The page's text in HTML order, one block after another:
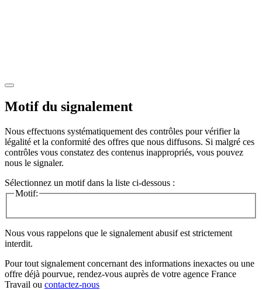
Motif du signalement
Nous effectuons systématiquement des contrôles pour vérifier la
légalité et la conformité des offres que nous diffusons. Si malgré ces
contrôles vous constatez des contenus inappropriés, vous pouvez
nous le signaler.
Sélectionnez un motif dans la liste ci-dessous :
Motif:
Nous vous rappelons que le signalement abusif est strictement
interdit.
Pour tout signalement concernant des informations inexactes ou une
offre déjà pourvue, rendez-vous auprès de votre agence France
Travail ou contactez-nous